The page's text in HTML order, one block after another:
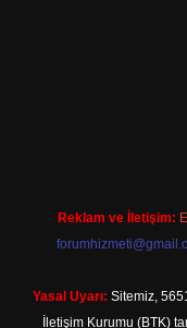
Reklam ve İletişim:
Yasal Uyarı: Sitemiz,
İletişim Kurumu (BTK)